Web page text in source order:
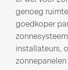
genoeg
goedkoper
installateurs,